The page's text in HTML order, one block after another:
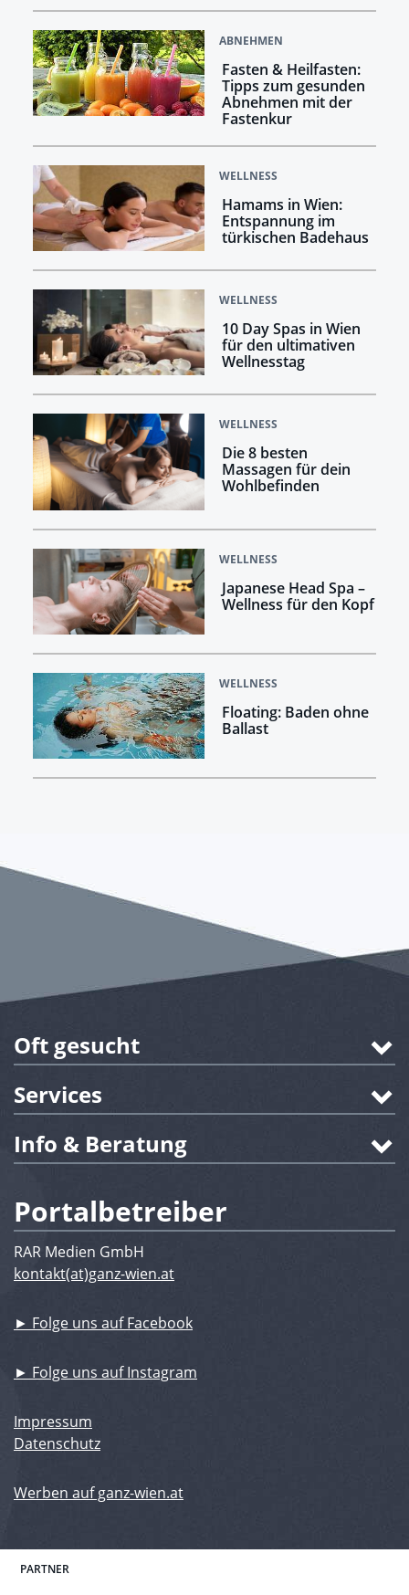
ABNEHMEN
Fasten & Heilfasten:
Tipps zum gesunden
Abnehmen mit der
Fastenkur
WELLNESS
Hamams in Wien:
Entspannung im
türkischen Badehaus
WELLNESS
10 Day Spas in Wien
für den ultimativen
Wellnesstag
WELLNESS
Die 8 besten
Massagen für dein
Wohlbefinden
WELLNESS
Japanese Head Spa –
Wellness für den Kopf
WELLNESS
Floating: Baden ohne
Ballast
Oft gesucht
Services
Info & Beratung
Portalbetreiber
RAR Medien GmbH
kontakt(at)ganz-wien.at
► Folge uns auf Facebook
► Folge uns auf Instagram
Impressum
Datenschutz
Werben auf ganz-wien.at
PARTNER